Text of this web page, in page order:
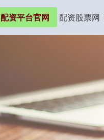
配资平台官网 配资股票网